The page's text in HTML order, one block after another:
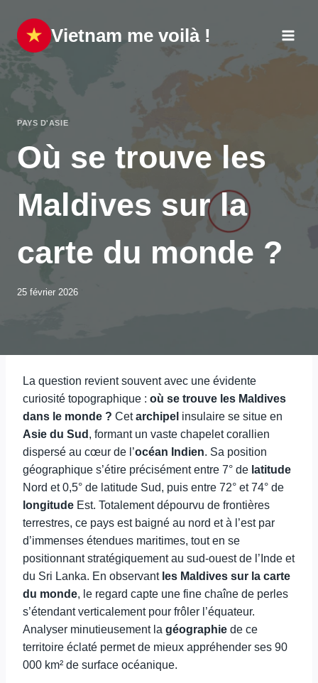
contenu
Vietnam me voilà !
PAYS D'ASIE
Où se trouve les
Maldives sur la
carte du monde ?
25 février 2026
La question revient souvent avec une évidente
curiosité topographique : où se trouve les Maldives
dans le monde ? Cetarchipel insulaire se situe en
Asie du Sud , formant un vaste chapelet corallien
dispersé au cœur de l’océan Indien. Sa position
géographique s’étire précisément entre 7° de latitude
Nord et 0,5° de latitude Sud, puis entre 72° et 74° de
longitude Est. Totalement dépourvu de frontières
terrestres, ce pays est baigné au nord et à l’est par
d’immenses étendues maritimes, tout en se
positionnant stratégiquement au sud-ouest de l’Inde et
du Sri Lanka. En observant les Maldives sur la carte
du monde, le regard capte une fine chaîne de perles
s’étendant verticalement pour frôler l’équateur.
Analyser minutieusement la géographie de ce
territoire éclaté permet de mieux appréhender ses 90
000 km² de surface océanique.